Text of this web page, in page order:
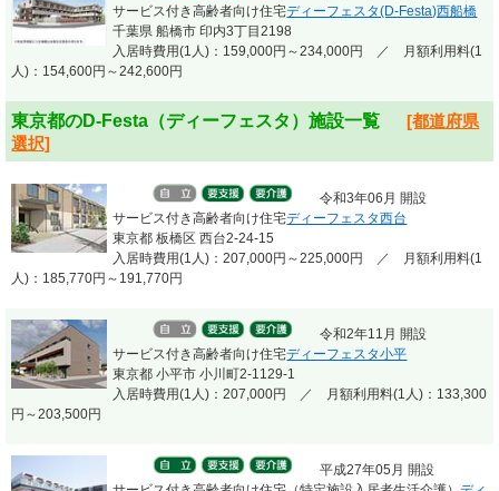
サービス付き高齢者向け住宅ディーフェスタ(D-Festa)西船橋
千葉県 船橋市 印内3丁目2198
入居時費用(1人)：159,000円～234,000円 ／ 月額利用料(1
人)：154,600円～242,600円
東京都のD-Festa（ディーフェスタ）施設一覧
[都道府県
選択]
令和3年06月 開設
サービス付き高齢者向け住宅ディーフェスタ西台
東京都 板橋区 西台2-24-15
入居時費用(1人)：207,000円～225,000円 ／ 月額利用料(1
人)：185,770円～191,770円
令和2年11月 開設
サービス付き高齢者向け住宅ディーフェスタ小平
東京都 小平市 小川町2-1129-1
入居時費用(1人)：207,000円 ／ 月額利用料(1人)：133,300
円～203,500円
平成27年05月 開設